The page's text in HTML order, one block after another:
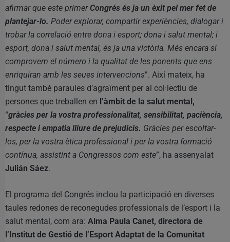
afirmar que este primerCongrés és ja un èxit pel mer fet de
plantejar-lo. Poder explorar, compartir experiències, dialogar i
trobar la correlació entre dona i esport; dona i salut mental; i
esport, dona i salut mental, és ja una victòria. Més encara si
comprovem el número i la qualitat de les ponents que ens
enriquiran amb les seues intervencions”. Així mateix, ha
tingut també paraules d’agraïment per al col·lectiu de
persones que treballen en l’àmbit de la salut mental,
“gràcies per la vostra professionalitat, sensibilitat, paciència,
respecte i empatia lliure de prejudicis. Gràcies per escoltar-
los, per la vostra ètica professional i per la vostra formació
contínua, assistint a Congressos com este”, ha assenyalat
Julián Sáez.
El programa del Congrés inclou la participació en diverses
taules redones de reconegudes professionals de l’esport i la
salut mental, com ara: Alma Paula Canet, directora de
l’Institut de Gestió de l’Esport Adaptat de la Comunitat